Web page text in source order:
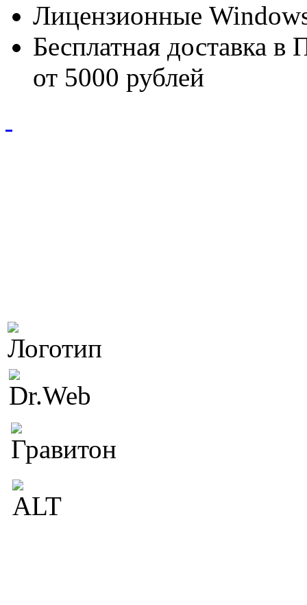
Лицензионные
Бесплатная доставка в
от 5000 рублей